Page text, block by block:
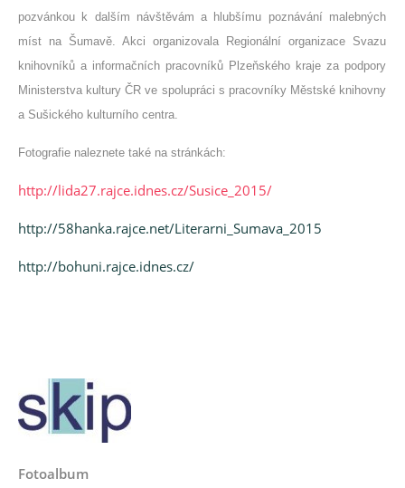
pozvánkou k dalším návštěvám a hlubšímu poznávání malebných
míst na Šumavě. Akci organizovala Regionální organizace Svazu
knihovníků a informačních pracovníků Plzeňského kraje za podpory
Ministerstva kultury ČR ve spolupráci s pracovníky Městské knihovny
a Sušického kulturního centra.
Fotografie naleznete také na stránkách:
http://lida27.rajce.idnes.cz/Susice_2015/
http://58hanka.rajce.net/Literarni_Sumava_2015
http://bohuni.rajce.idnes.cz/
Fotoalbum